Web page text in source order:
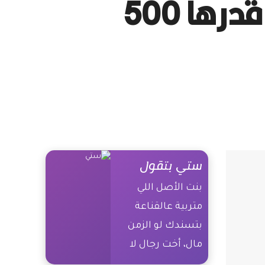
ستي بتقول
بنت الأصل اللي
متربية عالقناعة
بتسندك لو الزمن
مال، أخت رجال لا